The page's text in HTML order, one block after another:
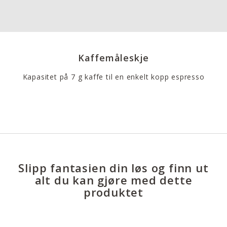
Kaffemåleskje
Kapasitet på 7 g kaffe til en enkelt kopp espresso
Slipp fantasien din løs og finn ut
alt du kan gjøre med dette
produktet